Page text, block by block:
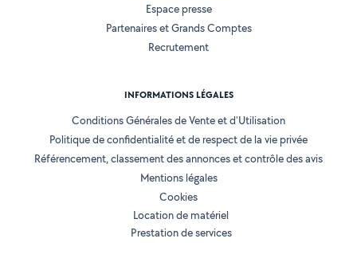
Espace presse
Partenaires et Grands Comptes
Recrutement
INFORMATIONS LÉGALES
Conditions Générales de Vente et d'Utilisation
Politique de confidentialité et de respect de la vie privée
Référencement, classement des annonces et contrôle des avis
Mentions légales
Cookies
Location de matériel
Prestation de services